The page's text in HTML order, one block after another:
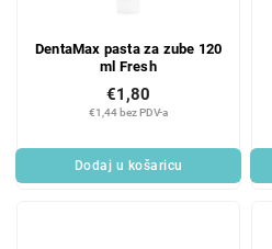
DentaMax pasta za zube 120
ml Fresh
€1,44 bez PDV-a
€1,80
Dodaj u košaricu